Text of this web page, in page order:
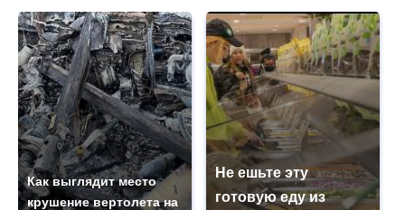
Как выглядит место
крушение вертолета на
Не ешьте эту
готовую еду из